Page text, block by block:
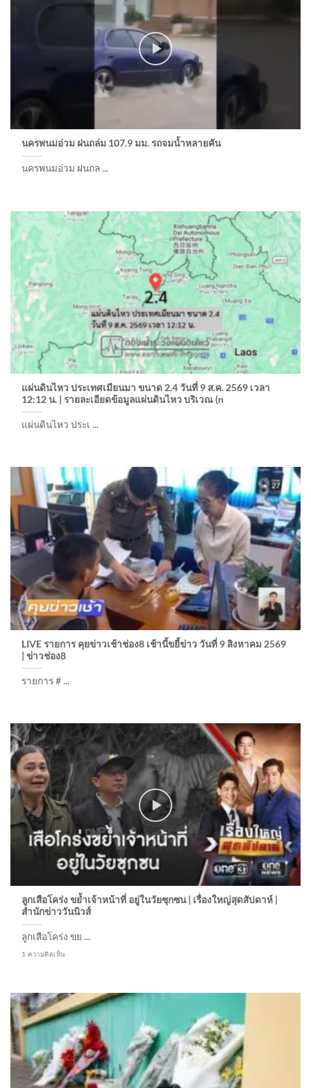
นครพนมอ่วม ฝนถล่ม 107.9 มม. รถจมน้ำหลายคัน
นครพนมอ่วม ฝนถล ...
แผ่นดินไหว ประเทศเมียนมา ขนาด 2.4 วันที่ 9 ส.ค. 2569 เวลา
12:12 น. | รายละเอียดข้อมูลแผ่นดินไหว บริเวณ (n
แผ่นดินไหว ประเ ...
LIVE รายการ คุยข่าวเช้าช่อง8 เช้านี้ขยี้ข่าว วันที่ 9 สิงหาคม 2569
| ข่าวช่อง8
รายการ # ...
ลูกเสือโคร่ง ขย้ำเจ้าหน้าที่ อยู่ในวัยซุกซน | เรื่องใหญ่สุดสัปดาห์ |
สำนักข่าววันนิวส์
ลูกเสือโคร่ง ขย ...
1 ความคิดเห็น